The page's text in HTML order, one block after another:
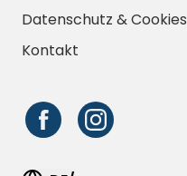
Datenschutz & Cookies
Kontakt